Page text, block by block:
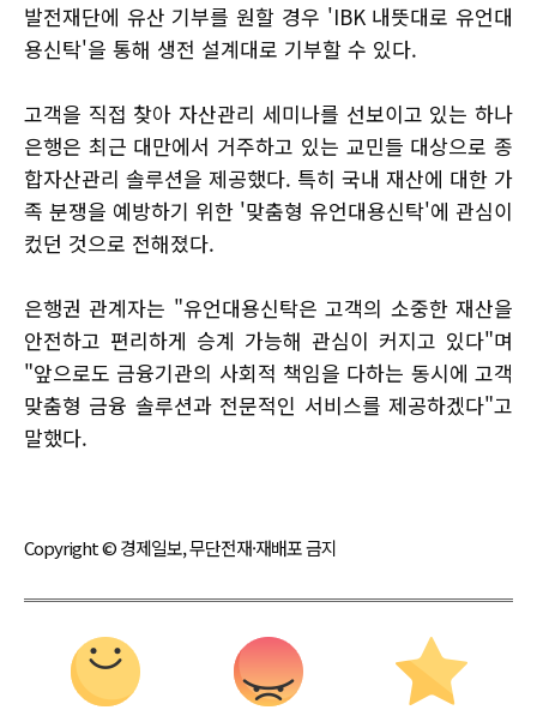
발전재단에 유산 기부를 원할 경우 'IBK 내뜻대로 유언대
용신탁'을 통해 생전 설계대로 기부할 수 있다.
고객을 직접 찾아 자산관리 세미나를 선보이고 있는 하나
은행은 최근 대만에서 거주하고 있는 교민들 대상으로 종
합자산관리 솔루션을 제공했다. 특히 국내 재산에 대한 가
족 분쟁을 예방하기 위한 '맞춤형 유언대용신탁'에 관심이
컸던 것으로 전해졌다.
은행권 관계자는 "유언대용신탁은 고객의 소중한 재산을
안전하고 편리하게 승계 가능해 관심이 커지고 있다"며
"앞으로도 금융기관의 사회적 책임을 다하는 동시에 고객
맞춤형 금융 솔루션과 전문적인 서비스를 제공하겠다"고
말했다.
Copyright © 경제일보, 무단전재·재배포 금지